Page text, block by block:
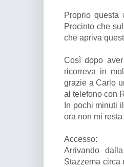
Proprio
Procinto che
che apriva
Così dopo
ricorreva in
grazie a Carlo
al telefono con
In pochi minuti
ora non mi
Accesso:
Arrivando
Stazzema circa